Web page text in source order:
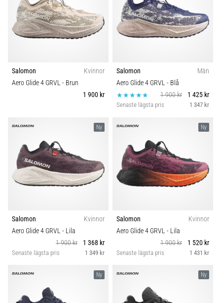
Salomon
Kvinnor
Aero Glide 4 GRVL - Brun
1 900 kr
Salomon
Män
Aero Glide 4 GRVL - Blå
1 900 kr
1 425 kr
Senaste lägsta pris 1 347 kr
Ny
Salomon
Kvinnor
Aero Glide 4 GRVL - Lila
1 900 kr
1 368 kr
Senaste lägsta pris 1 349 kr
Ny
Salomon
Kvinnor
Aero Glide 4 GRVL - Lila
1 900 kr
1 520 kr
Senaste lägsta pris 1 431 kr
Ny Ny